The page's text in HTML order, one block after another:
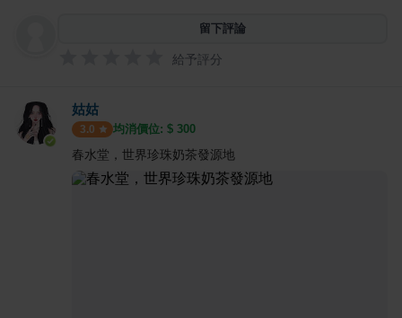
留下評論
給予評分
姑姑
3.0 均消價位: $ 300
春水堂，世界珍珠奶茶發源地